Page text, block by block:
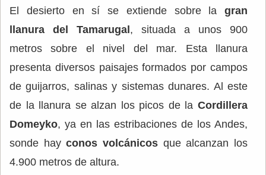
El desierto en sí se extiende sobre la gran
llanura del Tamarugal, situada a unos 900
metros sobre el nivel del mar. Esta llanura
presenta diversos paisajes formados por campos
de guijarros, salinas y sistemas dunares. Al este
de la llanura se alzan los picos de la Cordillera
Domeyko, ya en las estribaciones de los Andes,
sonde hayconos volcánicos que alcanzan los
4.900 metros de altura.